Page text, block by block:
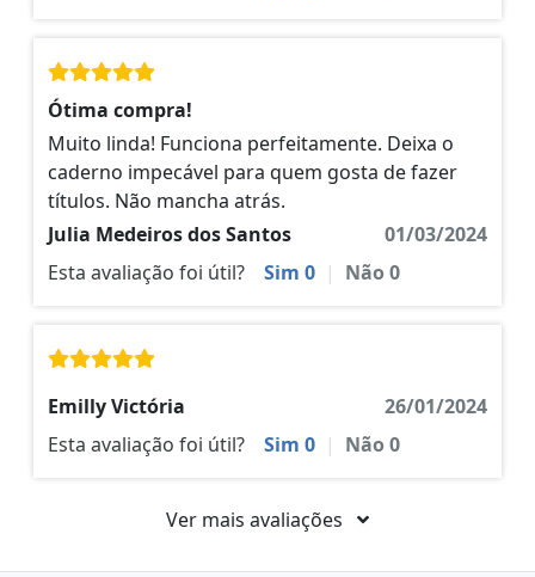
Ótima compra!
Muito linda! Funciona perfeitamente. Deixa o
caderno impecável para quem gosta de fazer
títulos. Não mancha atrás.
Julia Medeiros dos Santos
01/03/2024
Esta avaliação foi útil?
Sim 0 | Não0
Emilly Victória
26/01/2024
Esta avaliação foi útil?
Sim 0 | Não0
Ver mais avaliações